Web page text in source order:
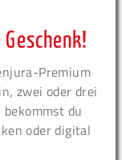
Premium
zwei oder drei
du
oder digital